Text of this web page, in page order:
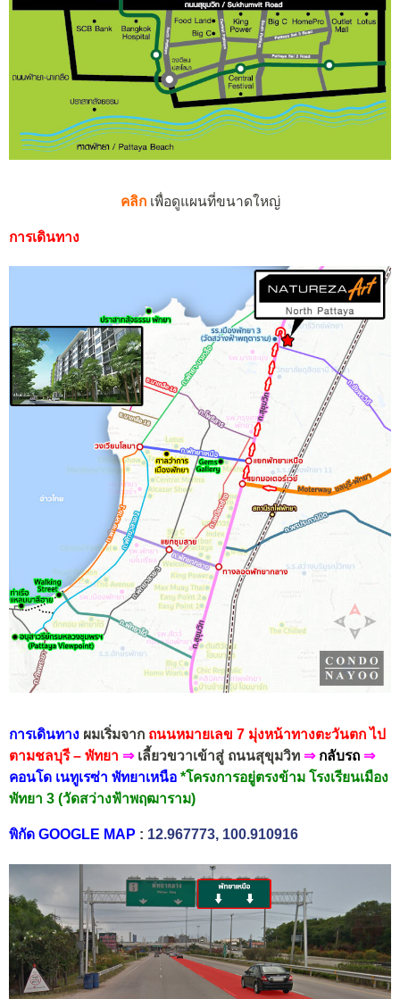
คลิก เพื่อดูแผนที่ขนาดใหญ่
การเดินทาง
การเดินทาง ผมเริ่มจาก ถนนหมายเลข 7 มุ่งหน้าทางตะวันตก ไป
ตามชลบุรี – พัทยา ⇒ เลี้ยวขวาเข้าสู่ ถนนสุขุมวิท ⇒กลับรถ ⇒
คอนโด เนทูเรซ่า พัทยาเหนือ *โครงการอยู่ตรงข้าม โรงเรียนเมือง
พัทยา 3 (วัดสว่างฟ้าพฤฒาราม)
พิกัด GOOGLE MAP : 12.967773, 100.910916